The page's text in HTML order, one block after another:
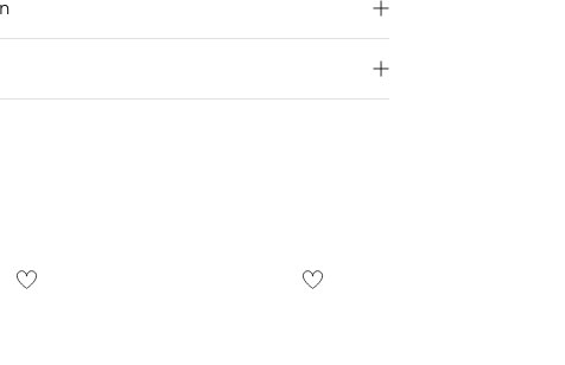
Ausland findest du